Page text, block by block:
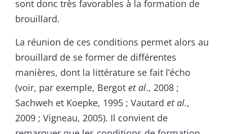
sont donc très favorables à la formation de
brouillard.
La réunion de ces conditions permet alors au
brouillard de se former de différentes
manières, dont la littérature se fait l’écho
(voir, par exemple, Bergot et al., 2008 ;
Sachweh et Koepke, 1995 ; Vautard et al.,
2009 ; Vigneau, 2005). Il convient de